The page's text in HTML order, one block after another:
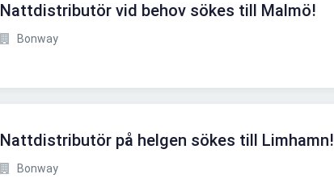
Nattdistributör vid behov sökes till Malmö!
Bonway
Nattdistributör på helgen sökes till Limhamn!
Bonway